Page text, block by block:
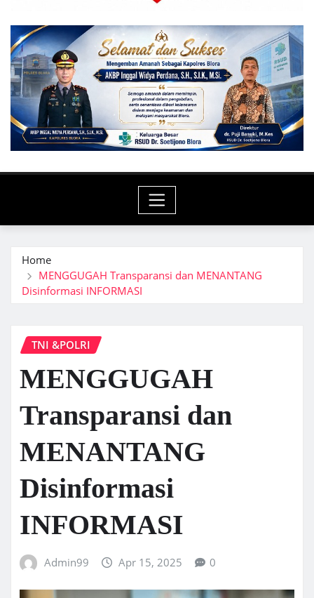
Home
MENGGUGAH Transparansi dan MENANTANG
Disinformasi INFORMASI
TNI &POLRI
MENGGUGAH
Transparansi dan
MENANTANG
Disinformasi
INFORMASI
Admin99 Apr 15, 2025 0